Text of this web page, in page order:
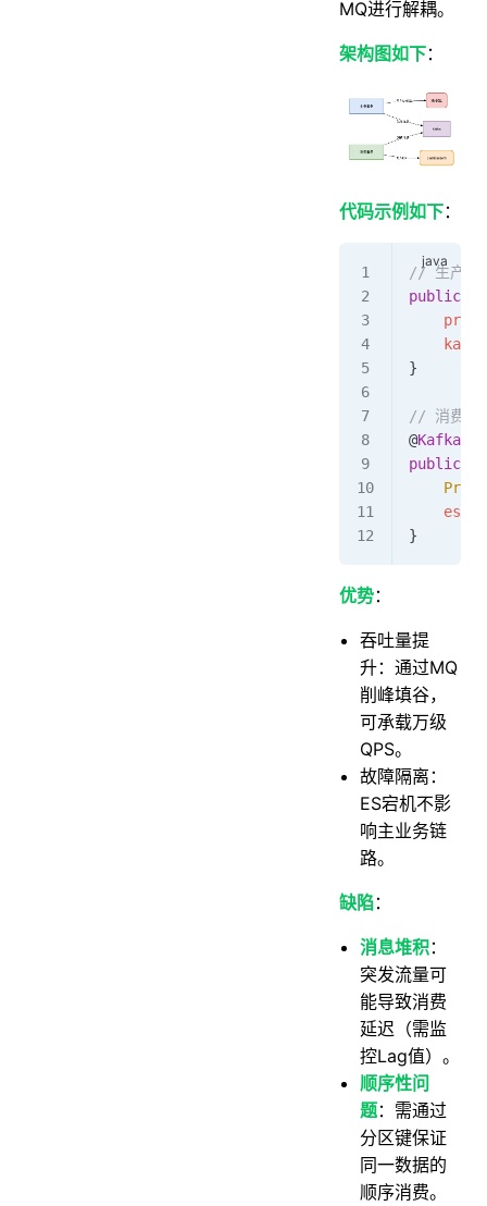
MQ进行解耦。
架构图如下：
代码示例如下：
// 生产
public
}
// 消费
@
public
}
优势：
吞吐量提
升：通过MQ
削峰填谷，
可承载万级
QPS。
故障隔离：
ES宕机不影
响主业务链
路。
缺陷：
消息堆积：
突发流量可
能导致消费
延迟（需监
控Lag值）。
顺序性问
题：需通过
分区键保证
同一数据的
顺序消费。